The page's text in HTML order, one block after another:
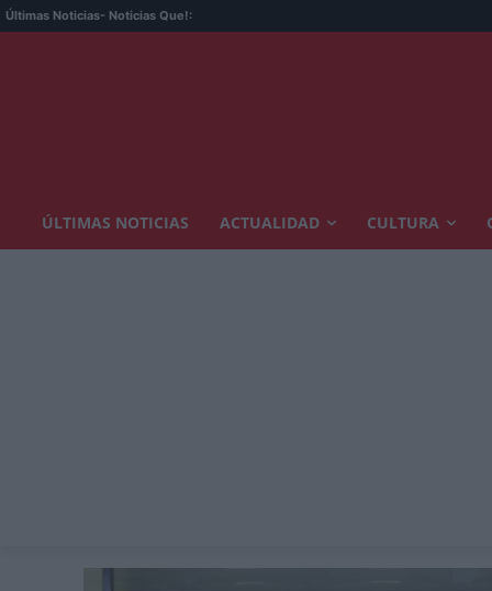
Últimas Noticias- Noticias Que!:
ÚLTIMAS NOTICIAS ACTUALIDAD CULTURA